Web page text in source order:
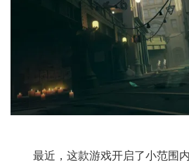
最近，这款游戏开启了小范围